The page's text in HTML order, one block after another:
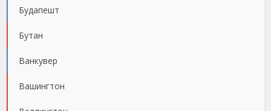
Будапешт
Бутан
Ванкувер
Вашингтон